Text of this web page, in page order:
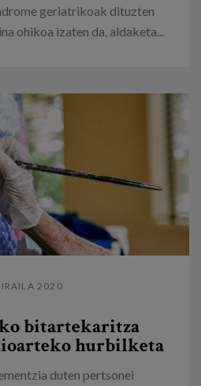
geriatrikoak dituzten
ohikoa izaten da, aldaketa...
2020
bitartekaritza
hurbilketa
duten pertsonei